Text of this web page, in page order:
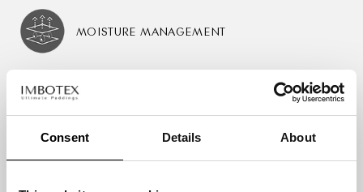
Consent Details About
MOISTURE MANAGEMENT
BREATHABLE